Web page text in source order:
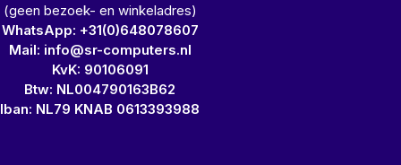
(geen bezoek- en winkeladres)
WhatsApp: +31(0)648078607
Mail: info@sr-computers.nl
KvK: 90106091
Btw: NL004790163B62
Iban: NL79 KNAB 0613393988